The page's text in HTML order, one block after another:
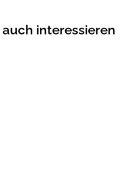
auch interessieren